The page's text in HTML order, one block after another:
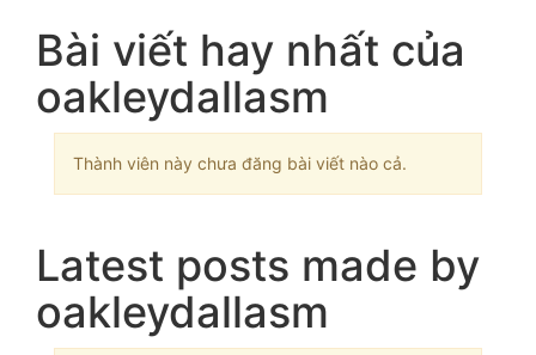
Bài viết hay nhất của
oakleydallasm
Thành viên này chưa đăng bài viết nào cả.
Latest posts made by
oakleydallasm